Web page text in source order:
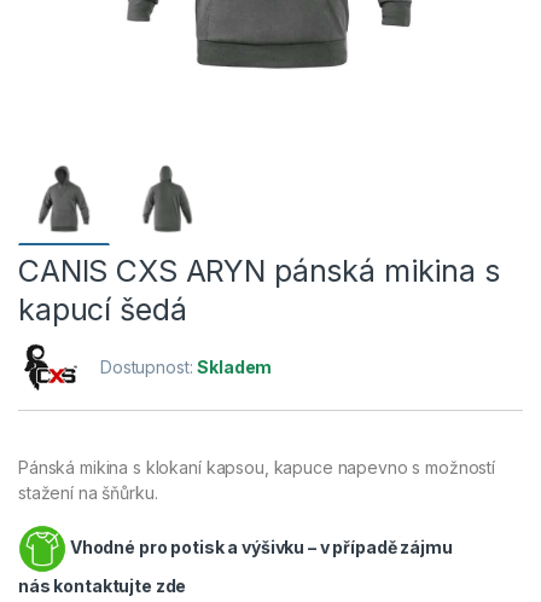
CANIS CXS ARYN pánská mikina s
kapucí šedá
Dostupnost:Skladem
Pánská mikina s klokaní kapsou, kapuce napevno s možností
stažení na šňůrku.
Vhodné pro potisk a výšivku – v případě zájmu
nás kontaktujte zde